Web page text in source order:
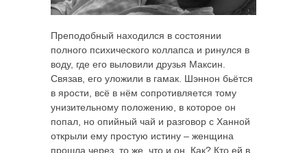
Преподобный находился в состоянии
полного психического коллапса и ринулся в
воду, где его выловили друзья Максин.
Связав, его уложили в гамак. Шэннон бьётся
в ярости, всё в нём сопротивляется тому
унизительному положению, в которое он
попал, но опийный чай и разговор с Ханной
открыли ему простую истину – женщина
прошла через то же, что и он. Как? Кто ей в